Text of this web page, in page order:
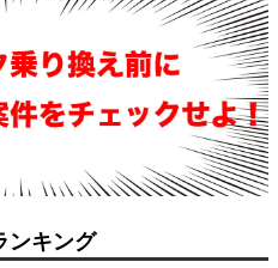
ンキング